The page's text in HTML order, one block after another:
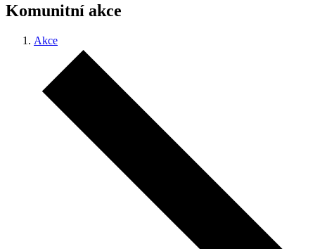
Komunitní akce
Akce